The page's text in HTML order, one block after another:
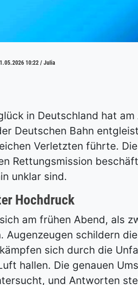
10:22 / Julia
in Deutschland hat
Deutschen Bahn
Verletzten führte.
Rettungsmission
unklar sind.
Hochdruck
am frühen Abend, als
Augenzeugen schildern
sich durch die
hallen. Die genauen
und Antworten